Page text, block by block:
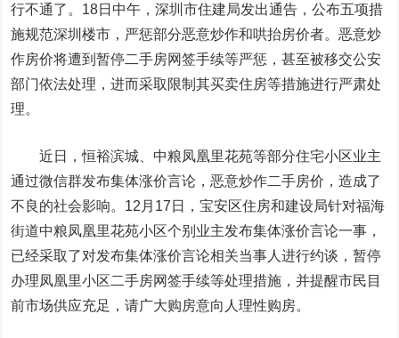
行不通了。18日中午，深圳市住建局发出通告，公布五项措
施规范深圳楼市，严惩部分恶意炒作和哄抬房价者。恶意炒
作房价将遭到暂停二手房网签手续等严惩，甚至被移交公安
部门依法处理，进而采取限制其买卖住房等措施进行严肃处
理。
近日，恒裕滨城、中粮凤凰里花苑等部分住宅小区业主
通过微信群发布集体涨价言论，恶意炒作二手房价，造成了
不良的社会影响。12月17日，宝安区住房和建设局针对福海
街道中粮凤凰里花苑小区个别业主发布集体涨价言论一事，
已经采取了对发布集体涨价言论相关当事人进行约谈，暂停
办理凤凰里小区二手房网签手续等处理措施，并提醒市民目
前市场供应充足，请广大购房意向人理性购房。